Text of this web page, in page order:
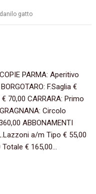
danilo gatto
PARMA: Aperitivo
F.Saglia €
70,00 CARRARA: Primo
Circolo
ABBONAMENTI
a/m Tipo € 55,00
€ 165,00…